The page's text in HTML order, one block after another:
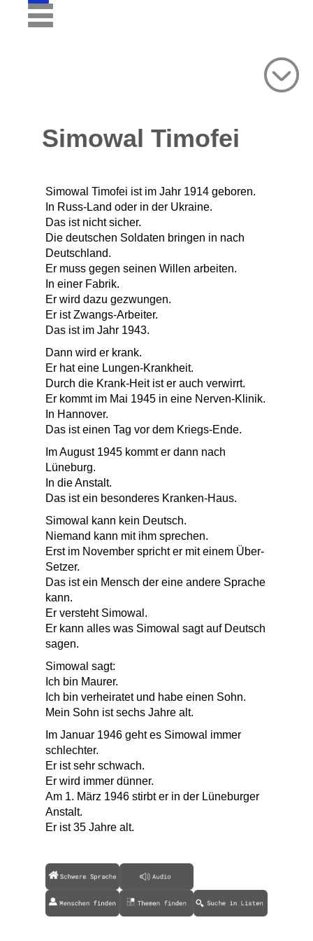
Simowal Timofei
Simowal Timofei ist im Jahr 1914 geboren.
In Russ-Land oder in der Ukraine.
Das ist nicht sicher.
Die deutschen Soldaten bringen in nach
Deutschland.
Er muss gegen seinen Willen arbeiten.
In einer Fabrik.
Er wird dazu gezwungen.
Er ist Zwangs-Arbeiter.
Das ist im Jahr 1943.
Dann wird er krank.
Er hat eine Lungen-Krankheit.
Durch die Krank-Heit ist er auch verwirrt.
Er kommt im Mai 1945 in eine Nerven-Klinik.
In Hannover.
Das ist einen Tag vor dem Kriegs-Ende.
Im August 1945 kommt er dann nach
Lüneburg.
In die Anstalt.
Das ist ein besonderes Kranken-Haus.
Simowal kann kein Deutsch.
Niemand kann mit ihm sprechen.
Erst im November spricht er mit einem Über-
Setzer.
Das ist ein Mensch der eine andere Sprache
kann.
Er versteht Simowal.
Er kann alles was Simowal sagt auf Deutsch
sagen.
Simowal sagt:
Ich bin Maurer.
Ich bin verheiratet und habe einen Sohn.
Mein Sohn ist sechs Jahre alt.
Im Januar 1946 geht es Simowal immer
schlechter.
Er ist sehr schwach.
Er wird immer dünner.
Am 1. März 1946 stirbt er in der Lüneburger
Anstalt.
Er ist 35 Jahre alt.